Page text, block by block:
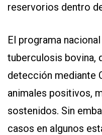
reservorios dentro
El programa
tuberculosis bovina,
detección mediante
animales positivos,
sostenidos. Sin
casos en algunos